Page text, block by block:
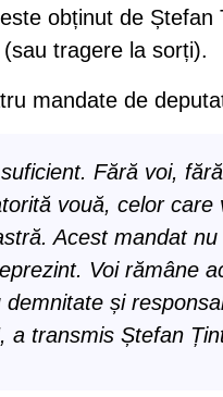
obținut de
tragere la sorți).
mandate de
Fără voi,
vouă, celor care
Acest mandat
Voi rămâne
și
a transmis Ștefan